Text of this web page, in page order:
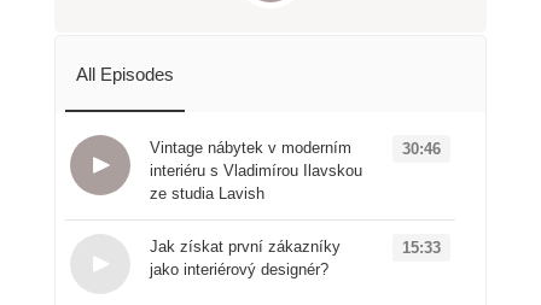
All Episodes
Vintage nábytek v moderním
interiéru s Vladimírou Ilavskou
ze studia Lavish
30:46
Jak získat první zákazníky
jako interiérový designér?
15:33